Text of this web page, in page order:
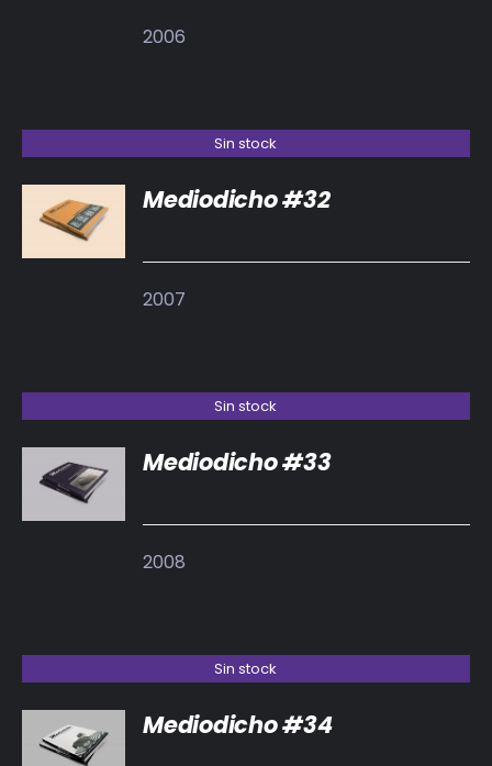
2006
Sin stock
DETALLES
Mediodicho #32
2007
Sin stock
DETALLES
Mediodicho #33
2008
Sin stock
DETALLES
Mediodicho #34